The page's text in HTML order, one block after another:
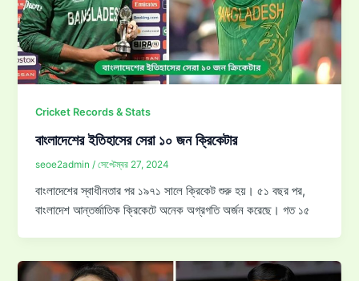
Cricket Records & Stats
বাংলাদেশের ইতিহাসের সেরা ১০ জন ক্রিকেটার
seoe2admin/সেপ্টেম্বর 27, 2024
বাংলাদেশের স্বাধীনতার পর ১৯৭১ সালে ক্রিকেট শুরু হয়। ৫১ বছর পর,
বাংলাদেশ আন্তর্জাতিক ক্রিকেটে অনেক অগ্রগতি অর্জন করেছে। গত ১৫